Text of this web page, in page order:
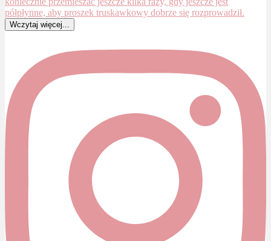
Wczytaj więcej...